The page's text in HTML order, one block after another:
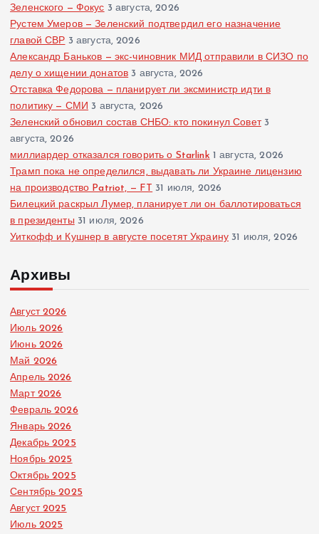
Зеленского — Фокус 3 августа, 2026
Рустем Умеров — Зеленский подтвердил его назначение
главой СВР 3 августа, 2026
Александр Баньков — экс-чиновник МИД отправили в СИЗО по
делу о хищении донатов 3 августа, 2026
Отставка Федорова — планирует ли эксминистр идти в
политику — СМИ 3 августа, 2026
Зеленский обновил состав СНБО: кто покинул Совет 3
августа, 2026
миллиардер отказался говорить о Starlink 1 августа, 2026
Трамп пока не определился, выдавать ли Украине лицензию
на производство Patriot, — FT 31 июля, 2026
Билецкий раскрыл Лумер, планирует ли он баллотироваться
в президенты 31 июля, 2026
Уиткофф и Кушнер в августе посетят Украину 31 июля, 2026
Архивы
Август 2026
Июль 2026
Июнь 2026
Май 2026
Апрель 2026
Март 2026
Февраль 2026
Январь 2026
Декабрь 2025
Ноябрь 2025
Октябрь 2025
Сентябрь 2025
Август 2025
Июль 2025